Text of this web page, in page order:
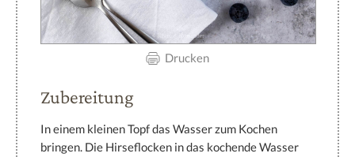
Drucken
Zubereitung
In einem kleinen Topf das Wasser zum Kochen
bringen. Die Hirseflocken in das kochende Wasser